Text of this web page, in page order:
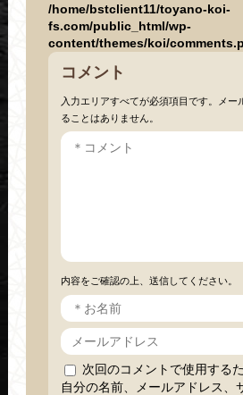
/home/bstclient11/toyano-koi-
fs.com/public_html/wp-
content/themes/koi/
コメント
入力エリアすべてが必須項目です。メー
ることはありません。
内容をご確認の上、送信してください。
次回のコメントで使用する
自分の名前、メールアドレス、